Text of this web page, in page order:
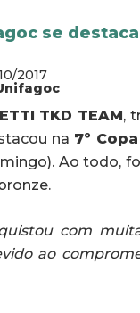
se
2017
TKD TEAM,
na 7º
Ao todo,
com
ao